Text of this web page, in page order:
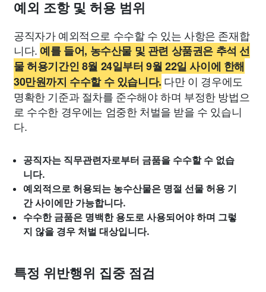
예외 조항 및 허용 범위
공직자가 예외적으로 수수할 수 있는 사항은 존재합
니다. 예를 들어, 농수산물 및 관련 상품권은 추석 선
물 허용기간인 8월 24일부터 9월 22일 사이에 한해
30만원까지 수수할 수 있습니다. 다만 이 경우에도
명확한 기준과 절차를 준수해야 하며 부정한 방법으
로 수수한 경우에는 엄중한 처벌을 받을 수 있습니
다.
공직자는 직무관련자로부터 금품을 수수할 수 없습
니다.
예외적으로 허용되는 농수산물은 명절 선물 허용 기
간 사이에만 가능합니다.
수수한 금품은 명백한 용도로 사용되어야 하며 그렇
지 않을 경우 처벌 대상입니다.
특정 위반행위 집중 점검